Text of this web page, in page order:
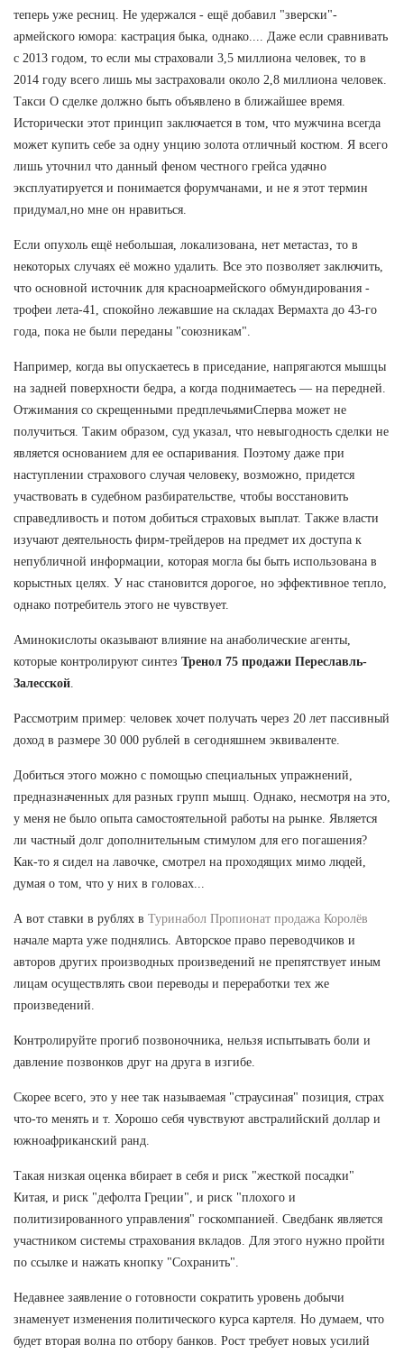
теперь уже ресниц. Не удержался - ещё добавил "зверски"-
армейского юмора: кастрация быка, однако.... Даже если сравнивать
с 2013 годом, то если мы страховали 3,5 миллиона человек, то в
2014 году всего лишь мы застраховали около 2,8 миллиона человек.
Такси О сделке должно быть объявлено в ближайшее время.
Исторически этот принцип заключается в том, что мужчина всегда
может купить себе за одну унцию золота отличный костюм. Я всего
лишь уточнил что данный феном честного грейса удачно
эксплуатируется и понимается форумчанами, и не я этот термин
придумал,но мне он нравиться.
Если опухоль ещё небольшая, локализована, нет метастаз, то в
некоторых случаях её можно удалить. Все это позволяет заключить,
что основной источник для красноармейского обмундирования -
трофеи лета-41, спокойно лежавшие на складах Вермахта до 43-го
года, пока не были переданы "союзникам".
Например, когда вы опускаетесь в приседание, напрягаются мышцы
на задней поверхности бедра, а когда поднимаетесь — на передней.
Отжимания со скрещенными предплечьямиСперва может не
получиться. Таким образом, суд указал, что невыгодность сделки не
является основанием для ее оспаривания. Поэтому даже при
наступлении страхового случая человеку, возможно, придется
участвовать в судебном разбирательстве, чтобы восстановить
справедливость и потом добиться страховых выплат. Также власти
изучают деятельность фирм-трейдеров на предмет их доступа к
непубличной информации, которая могла бы быть использована в
корыстных целях. У нас становится дорогое, но эффективное тепло,
однако потребитель этого не чувствует.
Аминокислоты оказывают влияние на анаболические агенты,
которые контролируют синтез Тренол 75 продажи Переславль-
Залесской
Рассмотрим пример: человек хочет получать через 20 лет пассивный
доход в размере 30 000 рублей в сегодняшнем эквиваленте.
Добиться этого можно с помощью специальных упражнений,
предназначенных для разных групп мышц. Однако, несмотря на это,
у меня не было опыта самостоятельной работы на рынке. Является
ли частный долг дополнительным стимулом для его погашения?
Как-то я сидел на лавочке, смотрел на проходящих мимо людей,
думая о том, что у них в головах...
А вот ставки в рублях в Туринабол Пропионат продажа Королёв
начале марта уже поднялись. Авторское право переводчиков и
авторов других производных произведений не препятствует иным
лицам осуществлять свои переводы и переработки тех же
произведений.
Контролируйте прогиб позвоночника, нельзя испытывать боли и
давление позвонков друг на друга в изгибе.
Скорее всего, это у нее так называемая "страусиная" позиция, страх
что-то менять и т. Хорошо себя чувствуют австралийский доллар и
южноафриканский ранд.
Такая низкая оценка вбирает в себя и риск "жесткой посадки"
Китая, и риск "дефолта Греции", и риск "плохого и
политизированного управления" госкомпанией. Сведбанк является
участником системы страхования вкладов. Для этого нужно пройти
по ссылке и нажать кнопку "Сохранить".
Недавнее заявление о готовности сократить уровень добычи
знаменует изменения политического курса картеля. Но думаем, что
будет вторая волна по отбору банков. Рост требует новых усилий